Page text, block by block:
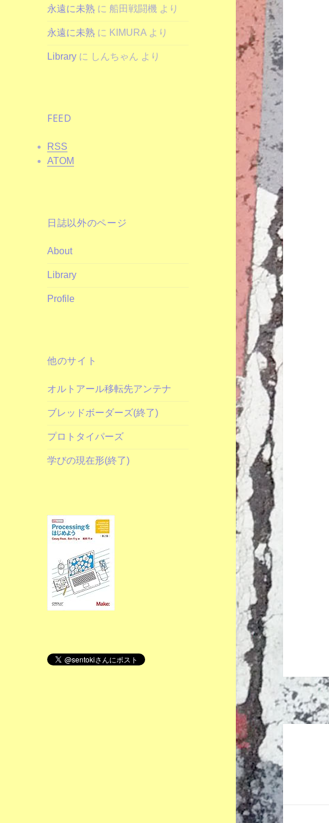
永遠に未熟 に船田戦闘機 より
永遠に未熟 に KIMURA より
Library に しんちゃん より
FEED
RSS
ATOM
日誌以外のページ
About
Library
Profile
他のサイト
オルトアール移転先アンテナ
ブレッドボーダーズ(終了)
プロトタイパーズ
学びの現在形(終了)
稿
ナ
ビ
ゲ